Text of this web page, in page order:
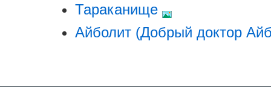
Тараканище
Айболит (Добрый доктор